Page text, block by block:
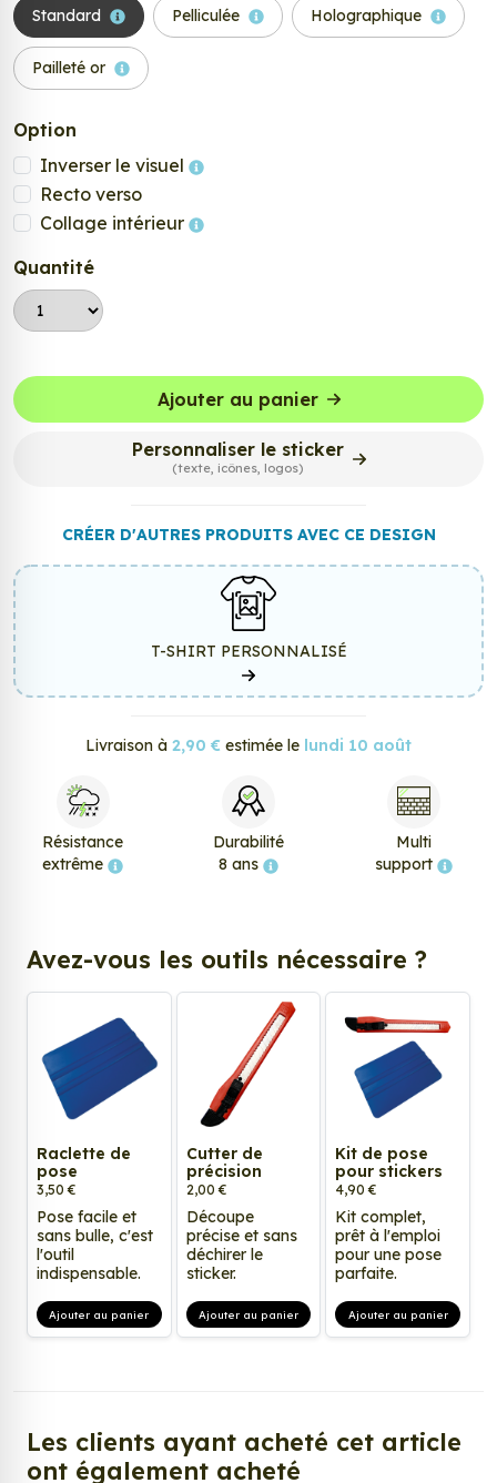
Standard Pelliculée Holographique
Pailleté or
Option
Inverser le visuel
Recto verso
Collage intérieur
Quantité
Ajouter au panier
Personnaliser le sticker
(texte, icônes, logos)
CRÉER D'AUTRES PRODUITS AVEC CE DESIGN
T-SHIRT PERSONNALISÉ
Livraison à 2,90 € estimée le lundi 10 août
Résistance
extrême
Durabilité
8 ans
Multi
support
Avez-vous les outils nécessaire ?
Raclette de
pose
3,50 €
Pose facile et
sans bulle, c'est
l'outil
indispensable.
Ajouter au panier
Cutter de
précision
2,00 €
Découpe
précise et sans
déchirer le
sticker.
Ajouter au panier
Kit de pose
pour stickers
4,90 €
Kit complet,
prêt à l'emploi
pour une pose
parfaite.
Ajouter au panier
Les clients ayant acheté cet article
ont également acheté